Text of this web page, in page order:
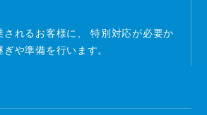
れるお客様に、
特別対応が必要か
や準備を行います。